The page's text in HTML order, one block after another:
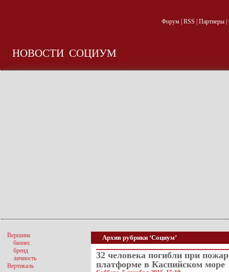
Форум| RSS Партнеры|
НОВОСТИ СОЦИУМ
Архив рубрики ‘Социум’
32 человека погибли при
платформе в Каспийском море
Вершина
бизнес
бренд
личность
Вертикаль